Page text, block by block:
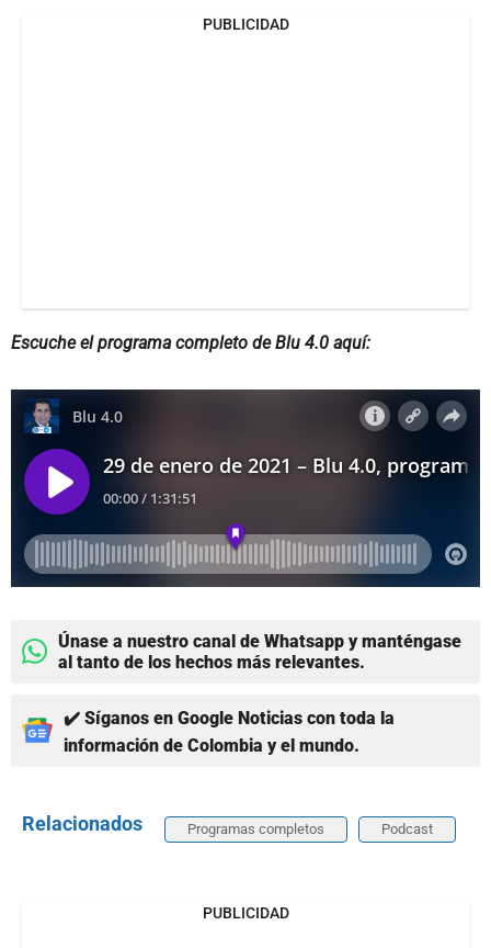
PUBLICIDAD
Escuche el programa completo de Blu 4.0 aquí:
Únase a nuestro canal de Whatsapp y manténgase
al tanto de los hechos más relevantes.
✔️ Síganos en Google Noticias con toda la
información de Colombia y el mundo.
Relacionados Programas completos Podcast
PUBLICIDAD